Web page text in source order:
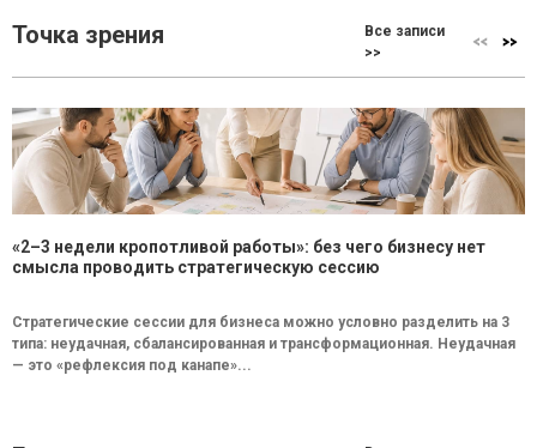
Точка зрения
Все записи
>>
«2–3 недели кропотливой работы»: без чего бизнесу нет
смысла проводить стратегическую сессию
Стратегические сессии для бизнеса можно условно разделить на 3
типа: неудачная, сбалансированная и трансформационная. Неудачная
— это «рефлексия под канапе»...